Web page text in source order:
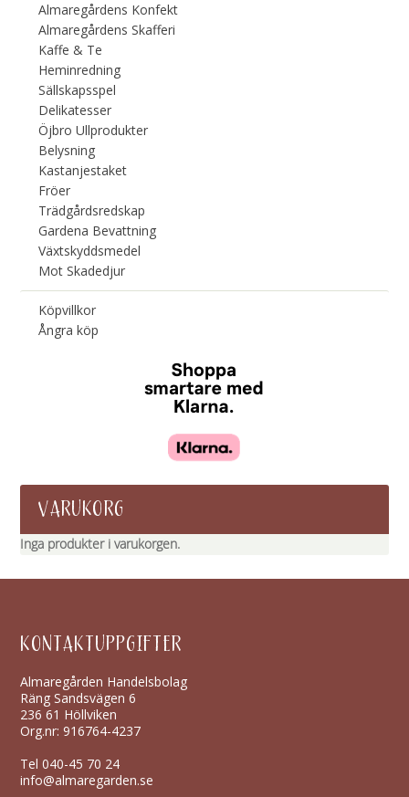
Almaregårdens Konfekt
Almaregårdens Skafferi
Kaffe & Te
Heminredning
Sällskapsspel
Delikatesser
Öjbro Ullprodukter
Belysning
Kastanjestaket
Fröer
Trädgårdsredskap
Gardena Bevattning
Växtskyddsmedel
Mot Skadedjur
Köpvillkor
Ångra köp
VARUKORG
Inga produkter i varukorgen.
KONTAKTUPPGIFTER
Almaregården Handelsbolag
Räng Sandsvägen 6
236 61 Höllviken
Org.nr: 916764-4237
Tel040-45 70 24
info@almaregarden.se